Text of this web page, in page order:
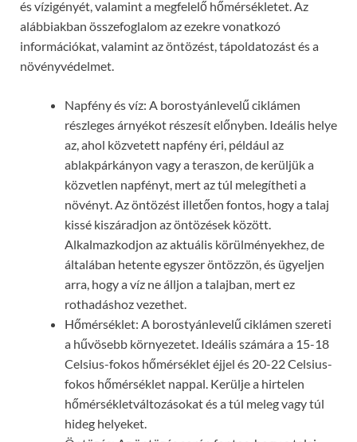
és vízigényét, valamint a megfelelő hőmérsékletet. Az
alábbiakban összefoglalom az ezekre vonatkozó
információkat, valamint az öntözést, tápoldatozást és a
növényvédelmet.
Napfény és víz: A borostyánlevelű ciklámen
részleges árnyékot részesít előnyben. Ideális helye
az, ahol közvetett napfény éri, például az
ablakpárkányon vagy a teraszon, de kerüljük a
közvetlen napfényt, mert az túl melegítheti a
növényt. Az öntözést illetően fontos, hogy a talaj
kissé kiszáradjon az öntözések között.
Alkalmazkodjon az aktuális körülményekhez, de
általában hetente egyszer öntözzön, és ügyeljen
arra, hogy a víz ne álljon a talajban, mert ez
rothadáshoz vezethet.
Hőmérséklet: A borostyánlevelű ciklámen szereti
a hűvösebb környezetet. Ideális számára a 15-18
Celsius-fokos hőmérséklet éjjel és 20-22 Celsius-
fokos hőmérséklet nappal. Kerülje a hirtelen
hőmérsékletváltozásokat és a túl meleg vagy túl
hideg helyeket.